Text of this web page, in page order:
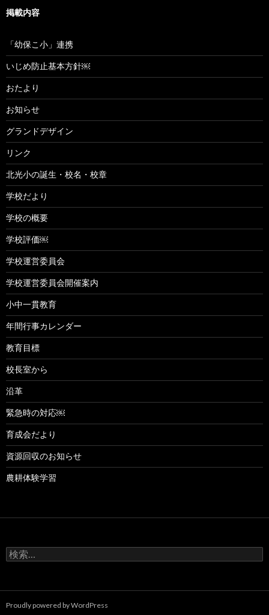
掲載内容
「幼保こ小」連携
いじめ防止基本方針￼
おたより
お知らせ
グランドデザイン
リンク
北光小の誕生・校名・校章
学校だより
学校の概要
学校評価￼
学校運営委員会
学校運営委員会開催案内
小中一貫教育
年間行事カレンダー
教育目標
校長室から
沿革
緊急時の対応￼
育成会だより
資源回収のお知らせ
農耕体験学習
検
索:
Proudly powered by WordPress